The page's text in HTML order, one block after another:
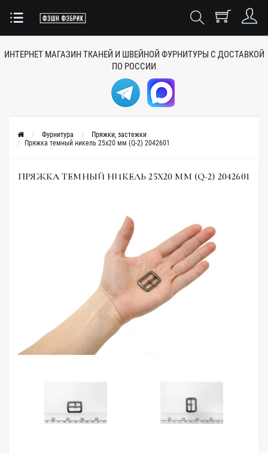
ИНТЕРНЕТ МАГАЗИН ТКАНЕЙ И ШВЕЙНОЙ ФУРНИТУРЫ С ДОСТАВКОЙ
ПО РОССИИ
Фурнитура
Пряжки, застежки
Пряжка темный никель 25х20 мм (Q-2) 2042601
ПРЯЖКА ТЕМНЫЙ НИКЕЛЬ 25Х20 ММ (Q-2) 2042601